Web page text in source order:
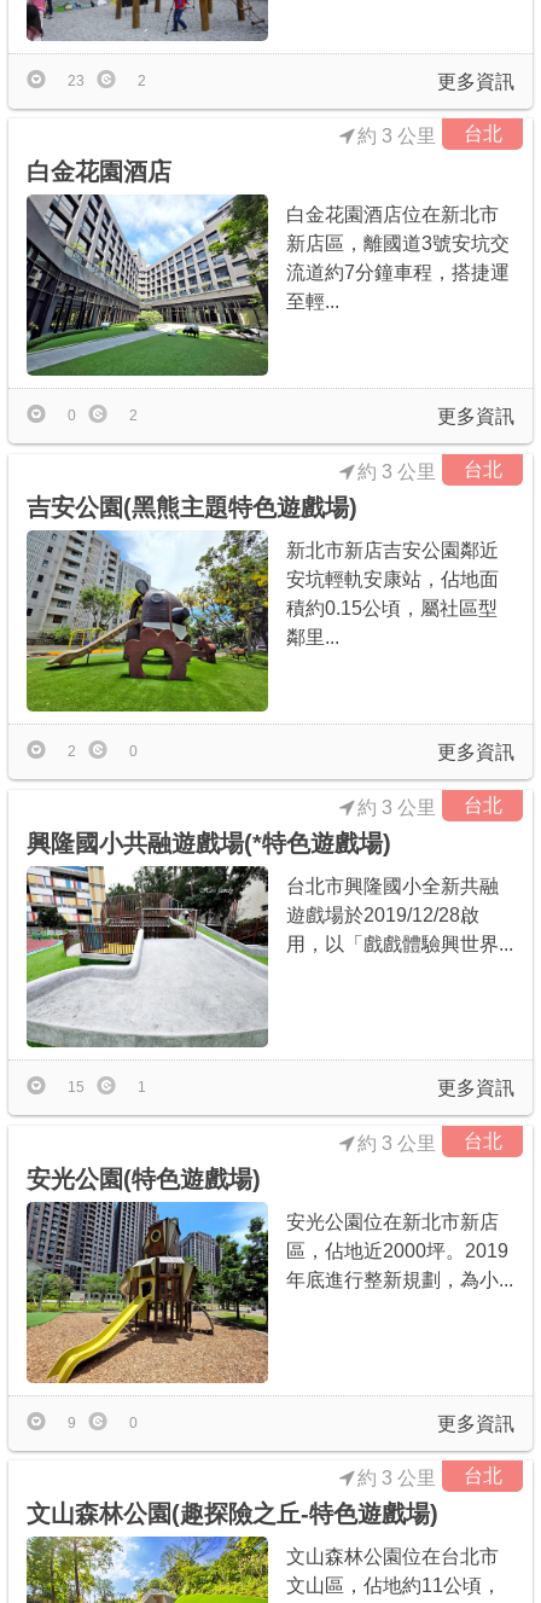
更多資訊
23 2
台北
約 3 公里
白金花園酒店
白金花園酒店位在新北市
新店區，離國道3號安坑交
流道約7分鐘車程，搭捷運
至輕...
更多資訊
0 2
台北
約 3 公里
吉安公園(黑熊主題特色遊戲場)
新北市新店吉安公園鄰近
安坑輕軌安康站，佔地面
積約0.15公頃，屬社區型
鄰里...
更多資訊
2 0
台北
約 3 公里
興隆國小共融遊戲場(*特色遊戲場)
台北市興隆國小全新共融
遊戲場於2019/12/28啟
用，以「戲戲體驗興世界...
更多資訊
15 1
台北
約 3 公里
安光公園(特色遊戲場)
安光公園位在新北市新店
區，佔地近2000坪。2019
年底進行整新規劃，為小...
更多資訊
9 0
台北
約 3 公里
文山森林公園(趣探險之丘-特色遊戲場)
文山森林公園位在台北市
文山區，佔地約11公頃，